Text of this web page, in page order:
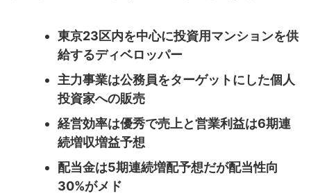
東京23区内を中心に投資用マンションを供
給するディベロッパー
主力事業は公務員をターゲットにした個人
投資家への販売
経営効率は優秀で売上と営業利益は6期連
続増収増益予想
配当金は5期連続増配予想だが配当性向
30%がメド